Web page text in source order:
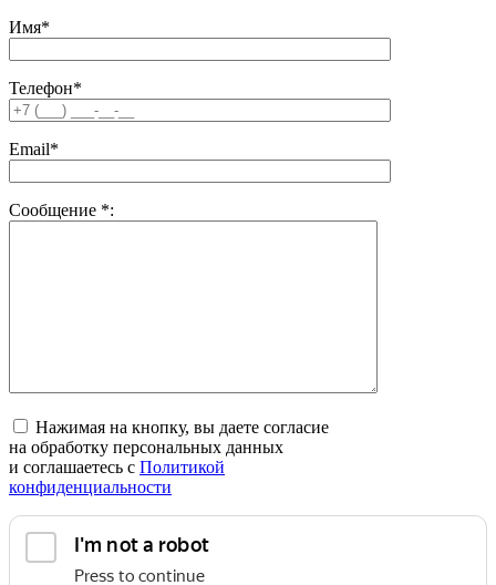
Имя*
Телефон*
Email*
Сообщение *:
Нажимая на кнопку, вы даете согласие
на обработку персональных данных
и соглашаетесь c Политикой
конфиденциальности